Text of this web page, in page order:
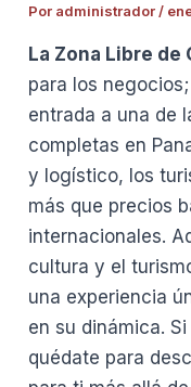
Por administrador /
La Zona Libre de
para los
entrada a una de
completas en
y logístico, los
más que precios
internacionales.
cultura y el
una experiencia
en su dinámica.
quédate para